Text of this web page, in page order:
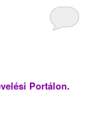
Portálon.